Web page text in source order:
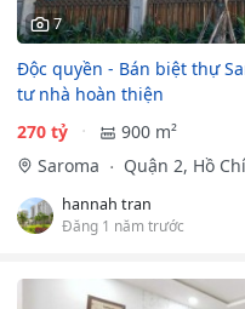
7
Độc quyền - Bán biệt thự
tư nhà hoàn thiện
270 tỷ
900 m²
Saroma
Quận 2, Hồ
hannah tran
Đăng 1 năm trước